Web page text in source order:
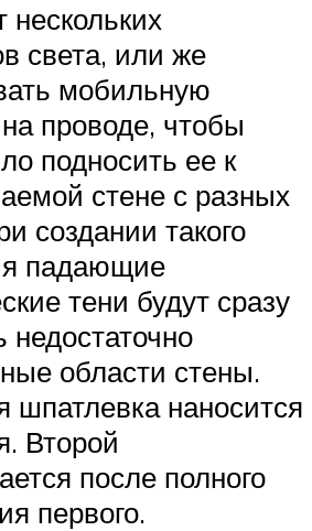
нескольких
света, или же
мобильную
проводе, чтобы
подносить ее к
стене с разных
создании такого
падающие
тени будут сразу
недостаточно
области стены.
наносится
Второй
после полного
первого.